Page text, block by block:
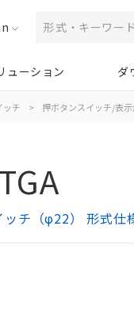
ューション ダ
ッチ > 押ボタンスイッチ/表示
チ（φ22） 形式仕